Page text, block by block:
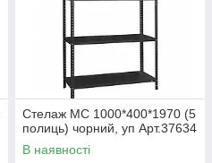
Стелаж МС 1000*400*1970 (5
полиць) чорний, уп Арт.37634
В наявності